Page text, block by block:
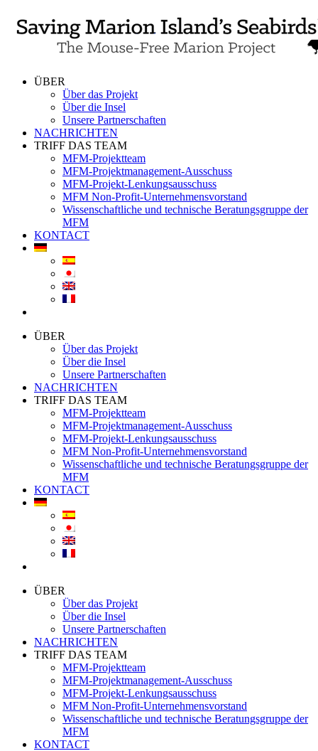
content
ÜBER
Über das Projekt
Über die Insel
Unsere Partnerschaften
NACHRICHTEN
TRIFF DAS TEAM
MFM-Projektteam
MFM-Projektmanagement-Ausschuss
MFM-Projekt-Lenkungsausschuss
MFM Non-Profit-Unternehmensvorstand
Wissenschaftliche und technische Beratungsgruppe der
MFM
KONTACT
ÜBER
Über das Projekt
Über die Insel
Unsere Partnerschaften
NACHRICHTEN
TRIFF DAS TEAM
MFM-Projektteam
MFM-Projektmanagement-Ausschuss
MFM-Projekt-Lenkungsausschuss
MFM Non-Profit-Unternehmensvorstand
Wissenschaftliche und technische Beratungsgruppe der
MFM
KONTACT
ÜBER
Über das Projekt
Über die Insel
Unsere Partnerschaften
NACHRICHTEN
TRIFF DAS TEAM
MFM-Projektteam
MFM-Projektmanagement-Ausschuss
MFM-Projekt-Lenkungsausschuss
MFM Non-Profit-Unternehmensvorstand
Wissenschaftliche und technische Beratungsgruppe der
MFM
KONTACT